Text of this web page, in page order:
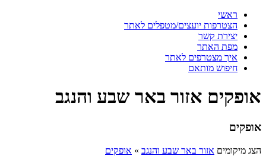
ראשי
הצטרפות יועצים/מטפלים לאתר
יצירת קשר
מפת האתר
איך מצטרפים לאתר
חיפוש מותאם
אופקים אזור באר שבע והנגב
אופקים
הצג מיקומים אזור באר שבע והנגב » אופקים